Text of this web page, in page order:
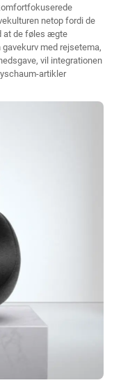
netop fordi de
at de føles ægte
med rejsetema,
vil integrationen
artikler